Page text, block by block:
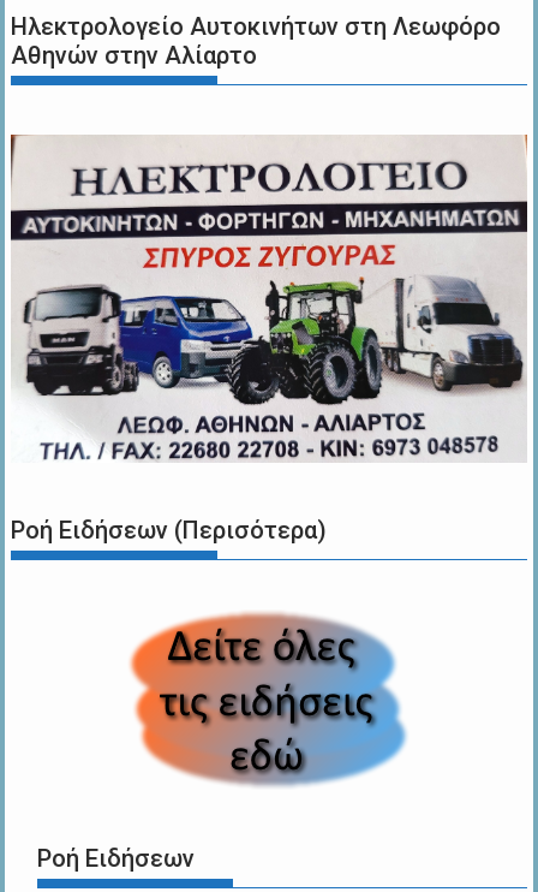
Ηλεκτρολογείο Αυτοκινήτων στη Λεωφόρο
Αθηνών στην Αλίαρτο
Ροή Ειδήσεων (Περισότερα)
Ροή Ειδήσεων